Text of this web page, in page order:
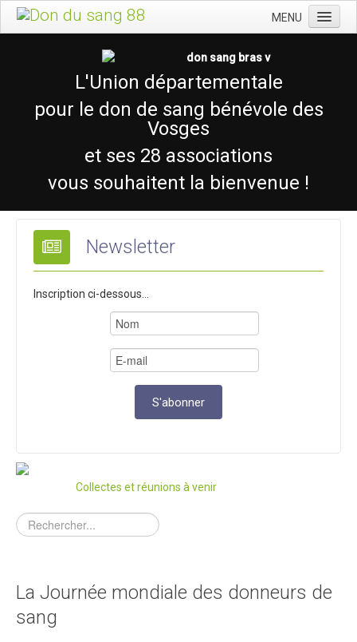
MENU
Qui sommes-nous ?
Assemblées & congrès
Presse
Contact
L'Union départementale
pour le don de sang bénévole des
Vosges
et ses 28 associations
vous souhaitent la bienvenue !
Newsletter
Inscription ci-dessous...
Collectes et réunions à venir
La Journée mondiale des donneurs de
sang